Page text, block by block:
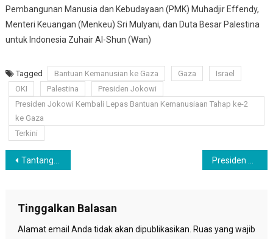
Pembangunan Manusia dan Kebudayaan (PMK) Muhadjir Effendy,
Menteri Keuangan (Menkeu) Sri Mulyani, dan Duta Besar Palestina
untuk Indonesia Zuhair Al-Shun (Wan)
Tagged Bantuan Kemanusian ke Gaza Gaza
Israel
OKI
Palestina
Presiden Jokowi
Presiden Jokowi Kembali Lepas Bantuan Kemanusiaan Tahap ke-2
ke Gaza
Terkini
Navigasi
Tantangan Sangat Besar, Pro Anies Dorong Penyempurnaan Timnas AMIN untuk Pilpres 2024
Tinggalkan Balasan
Alamat email Anda tidak akan dipublikasikan. Ruas yang wajib